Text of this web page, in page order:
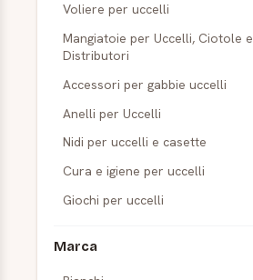
Voliere per uccelli
Mangiatoie per Uccelli, Ciotole e
Distributori
Accessori per gabbie uccelli
Anelli per Uccelli
Nidi per uccelli e casette
Cura e igiene per uccelli
Giochi per uccelli
Marca